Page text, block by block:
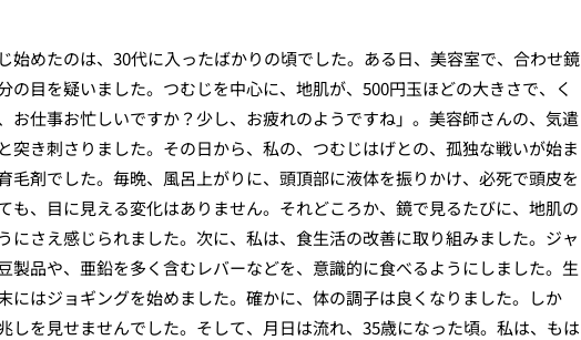
始めたのは、30代に入ったばかりの頃でした。ある日、美容室で、合わせ鏡
の目を疑いました。つむじを中心に、地肌が、500円玉ほどの大きさで、く
お仕事お忙しいですか？少し、お疲れのようですね」。美容師さんの、気遣
突き刺さりました。その日から、私の、つむじはげとの、孤独な戦いが始ま
毛剤でした。毎晩、風呂上がりに、頭頂部に液体を振りかけ、必死で頭皮を
も、目に見える変化はありません。それどころか、鏡で見るたびに、地肌の
にさえ感じられました。次に、私は、食生活の改善に取り組みました。ジャ
製品や、亜鉛を多く含むレバーなどを、意識的に食べるようにしました。生
にはジョギングを始めました。確かに、体の調子は良くなりました。しか
しを見せませんでした。そして、月日は流れ、35歳になった頃。私は、もは